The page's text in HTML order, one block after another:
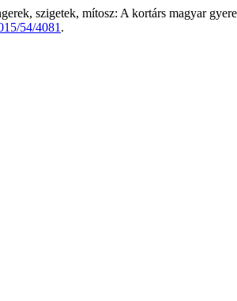
szigetek, mítosz: A kortárs magyar
54/4081 .